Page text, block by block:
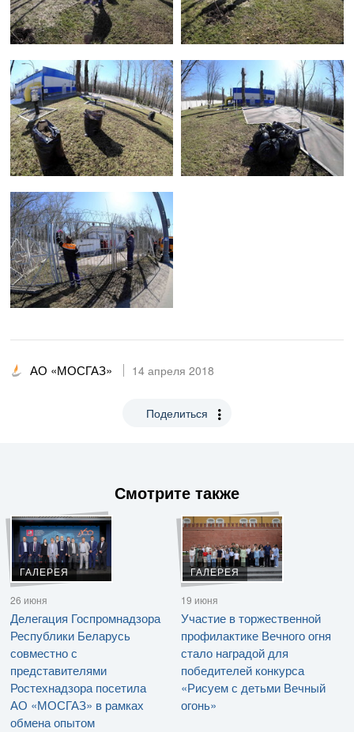
АО «МОСГАЗ» 14 апреля 2018
Поделиться
Смотрите также
ГАЛЕРЕЯ
26 июня
Делегация Госпромнадзора
Республики Беларусь
совместно с
представителями
Ростехнадзора посетила
АО «МОСГАЗ» в рамках
обмена опытом
ГАЛЕРЕЯ
19 июня
Участие в торжественной
профилактике Вечного огня
стало наградой для
победителей конкурса
«Рисуем с детьми Вечный
огонь»